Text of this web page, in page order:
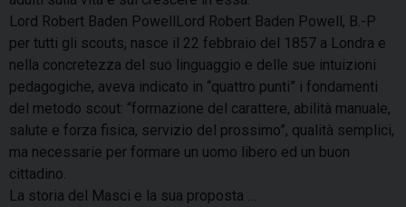
Lord Robert Baden PowellLord Robert Baden Powell, B.-P
per tutti gli scouts, nasce il 22 febbraio del 1857 a Londra e
nella concretezza del suo linguaggio e delle sue intuizioni
pedagogiche, aveva indicato in “quattro punti” i fondamenti
del metodo scout: “formazione del carattere, abilità manuale,
salute e forza fisica, servizio del prossimo”, qualità semplici,
ma necessarie per formare un uomo libero ed un buon
cittadino.
La storia del Masci e la sua proposta …